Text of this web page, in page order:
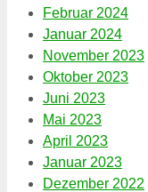
Februar 2024
Januar 2024
November 2023
Oktober 2023
Juni 2023
Mai 2023
April 2023
Januar 2023
Dezember 2022